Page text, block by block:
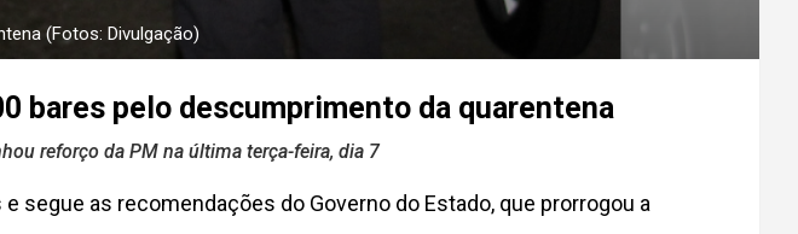
(Fotos: Divulgação)
bares pelo descumprimento da quarentena
reforço da PM na última terça-feira, dia 7
segue as recomendações do Governo do Estado, que prorrogou a